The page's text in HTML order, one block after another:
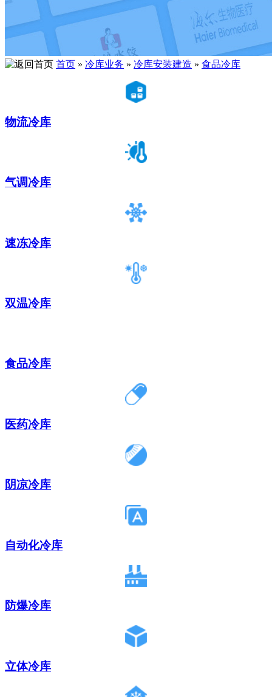
首页 » 冷库业务 » 冷库安装建造 » 食品冷库
物流冷库
气调冷库
速冻冷库
双温冷库
食品冷库
医药冷库
阴凉冷库
自动化冷库
防爆冷库
立体冷库